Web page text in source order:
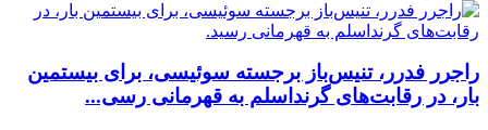
راجرر فدرر، تنیس‌باز برجسته سوئیسی، برای بیستمین
بار، در رقابت‌های گرنداسلم به قهرمانی رسی...